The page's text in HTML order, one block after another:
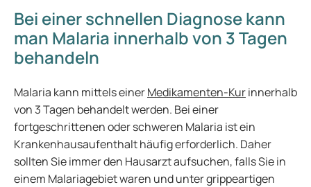
Bei einer schnellen Diagnose kann
man Malaria innerhalb von 3 Tagen
behandeln
Malaria kann mittels einerMedikamenten-Kurinnerhalb
von 3 Tagen behandelt werden. Bei einer
fortgeschrittenen oder schweren Malaria ist ein
Krankenhausaufenthalt häufig erforderlich. Daher
sollten Sie immer den Hausarzt aufsuchen, falls Sie in
einem Malariagebiet waren und unter grippeartigen